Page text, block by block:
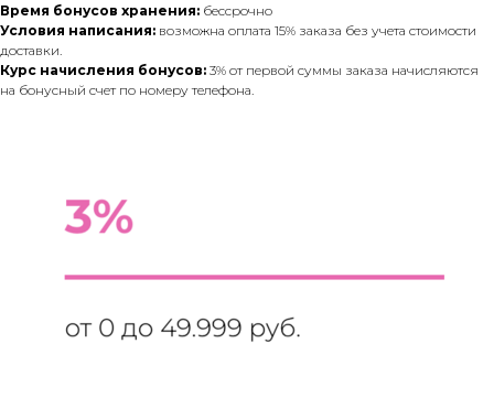
Время бонусов хранения: бессрочно
Условия написания: возможна оплата 15% заказа без учета стоимости
доставки.
Курс начисления бонусов: 3% от первой суммы заказа начисляются
на бонусный счет по номеру телефона.